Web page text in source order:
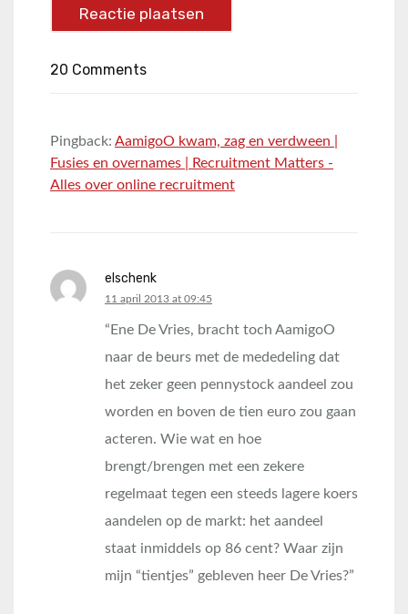
20 Comments
Pingback: AamigoO kwam, zag en verdween |
Fusies en overnames | Recruitment Matters -
Alles over online recruitment
elschenk
says:
11 april 2013 at 09:45
“Ene De Vries, bracht toch AamigoO
naar de beurs met de mededeling dat
het zeker geen pennystock aandeel zou
worden en boven de tien euro zou gaan
acteren. Wie wat en hoe
brengt/brengen met een zekere
regelmaat tegen een steeds lagere koers
aandelen op de markt: het aandeel
staat inmiddels op 86 cent? Waar zijn
mijn “tientjes” gebleven heer De Vries?”